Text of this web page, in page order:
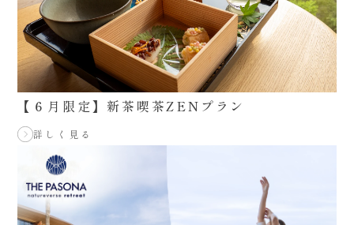
【６月限定】新茶喫茶ZENプラン
詳しく見る